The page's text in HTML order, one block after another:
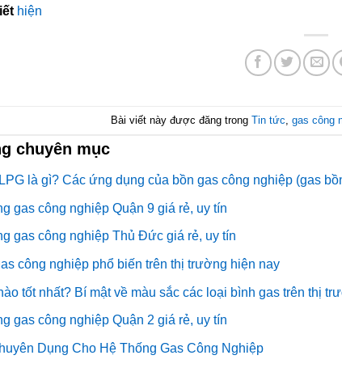
hiện
Bài viết này được đăng trongTin tức ,gas công
chuyên mục
là gì? Các ứng dụng của bồn gas công nghiệp (gas
gas công nghiệp Quận 9 giá rẻ, uy tín
gas công nghiệp Thủ Đức giá rẻ, uy tín
công nghiệp phổ biến trên thị trường hiện nay
tốt nhất? Bí mật về màu sắc các loại bình gas trên thị
gas công nghiệp Quận 2 giá rẻ, uy tín
Dụng Cho Hệ Thống Gas Công Nghiệp